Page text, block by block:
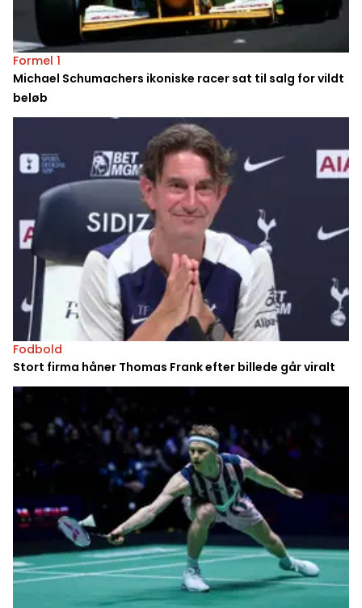
Formel 1
Michael Schumachers ikoniske racer sat til salg for vildt
beløb
Fodbold
Stort firma håner Thomas Frank efter billede går viralt